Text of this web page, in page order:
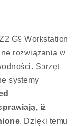
G9 Workstation
rozwiązania w
Sprzęt
systemy
iż
. Dzięki temu